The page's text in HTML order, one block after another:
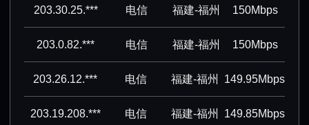
203.30.25.*** 电信 福建-福州 150Mbps
203.0.82.*** 电信 福建-福州 150Mbps
203.26.12.*** 电信 福建-福州 149.95Mbps
203.19.208.*** 电信 福建-福州 149.85Mbps